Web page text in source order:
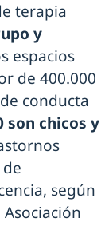
terapia
y
espacios
de 400.000
conducta
son chicos y
según